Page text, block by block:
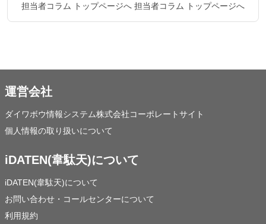
担当者コラム トップページへ 担当者コラム トップページへ
運営会社
ダイワボウ情報システム株式会社コーポレートサイト
個人情報の取り扱いについて
iDATEN(韋駄天)について
iDATEN(韋駄天)について
お問い合わせ・コールセンターについて
利用規約